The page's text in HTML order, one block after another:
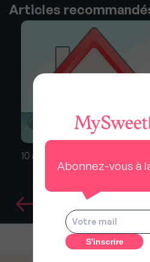
Articles
10 astuces pour vendre vite et
Abonnez-vous à